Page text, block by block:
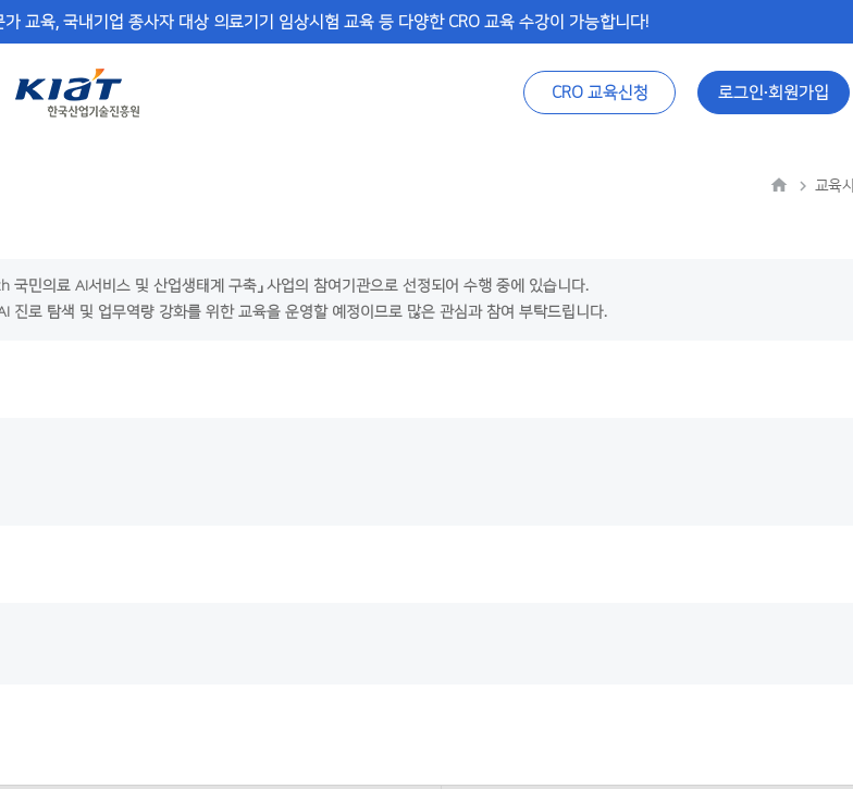
가 교육, 국내기업 종사자 대상 의료기기 임상시험 교육 등 다양한 CRO 교육 수강이 가능합니다!
CRO 교육신청 로그인∙회원가입
교육
민의료 AI서비스 및 산업생태계 구축」 사업의 참여기관으로 선정되어 수행 중에 있습니다.
로 탐색 및 업무역량 강화를 위한 교육을 운영할 예정이므로 많은 관심과 참여 부탁드립니다.